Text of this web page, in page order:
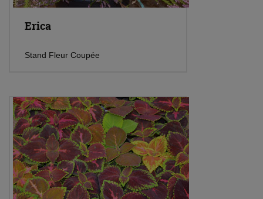
Erica
Stand Fleur Coupée